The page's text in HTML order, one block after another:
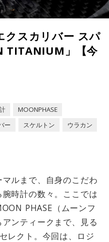
クスカリバー スパ
TITANIUM」【今
MOONPHASE
ー スケルトン
ウラカン
ルまで、自身のこだわ
時計の数々。ここでは
PHASE（ムーンフ
ンティークまで、見る
レクト。今回は、ロジ